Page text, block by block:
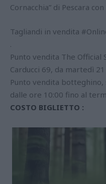
Cornacchia” di Pescara
Tagliandi in vendita
.
Punto vendita The Official
Carducci 69, da martedì
Punto vendita
dalle ore 10:00 fino al
COSTO BIGLIETTO :